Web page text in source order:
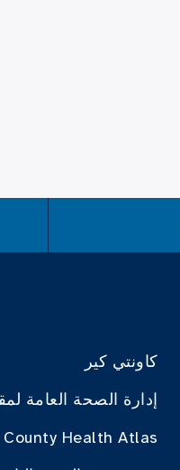
كاونتي كير
إدارة الصحة العامة
County Health Atlas